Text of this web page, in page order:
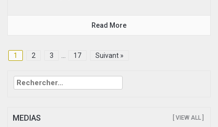
Read More
1 2 3 17 Suivant »
Rechercher :
MEDIAS [ VIEW ALL ]